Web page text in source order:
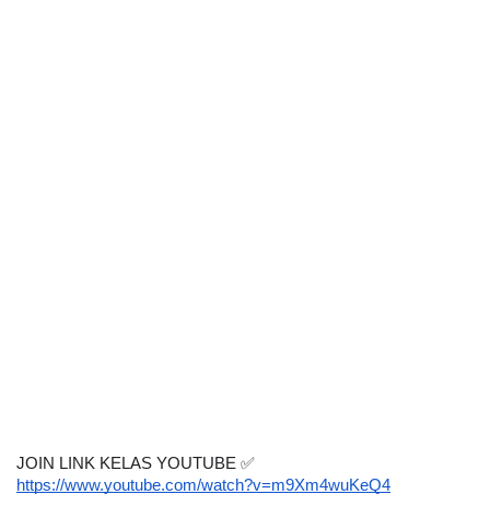
JOIN LINK KELAS YOUTUBE ✅
https://www.youtube.com/watch?v=m9Xm4wuKeQ4